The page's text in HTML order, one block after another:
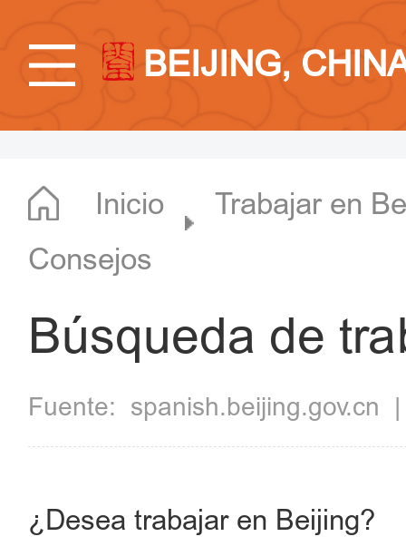
BEIJING,
Inicio
Trabajar en
Consejos
Búsqueda de
Fuente: spanish.beijing.gov.cn
¿Desea trabajar en Beijing?